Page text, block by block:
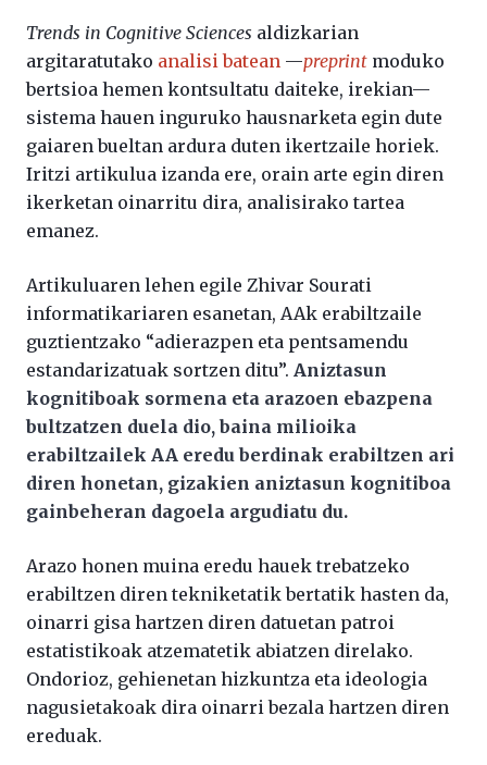
Trends in Cognitive Sciences aldizkarian
argitaratutako analisi batean —preprint moduko
bertsioa hemen kontsultatu daiteke, irekian—
sistema hauen inguruko hausnarketa egin dute
gaiaren bueltan ardura duten ikertzaile horiek.
Iritzi artikulua izanda ere, orain arte egin diren
ikerketan oinarritu dira, analisirako tartea
emanez.
Artikuluaren lehen egile Zhivar Sourati
informatikariaren esanetan, AAk erabiltzaile
guztientzako “adierazpen eta pentsamendu
estandarizatuak sortzen ditu”. Aniztasun
kognitiboak sormena eta arazoen ebazpena
bultzatzen duela dio, baina milioika
erabiltzailek AA eredu berdinak erabiltzen ari
diren honetan, gizakien aniztasun kognitiboa
gainbeheran dagoela argudiatu du.
Arazo honen muina eredu hauek trebatzeko
erabiltzen diren tekniketatik bertatik hasten da,
oinarri gisa hartzen diren datuetan patroi
estatistikoak atzematetik abiatzen direlako.
Ondorioz, gehienetan hizkuntza eta ideologia
nagusietakoak dira oinarri bezala hartzen diren
ereduak.